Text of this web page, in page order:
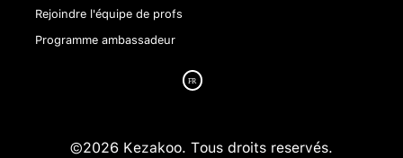
Rejoindre l'équipe de profs
Programme ambassadeur
©2026 Kezakoo. Tous droits reservés.